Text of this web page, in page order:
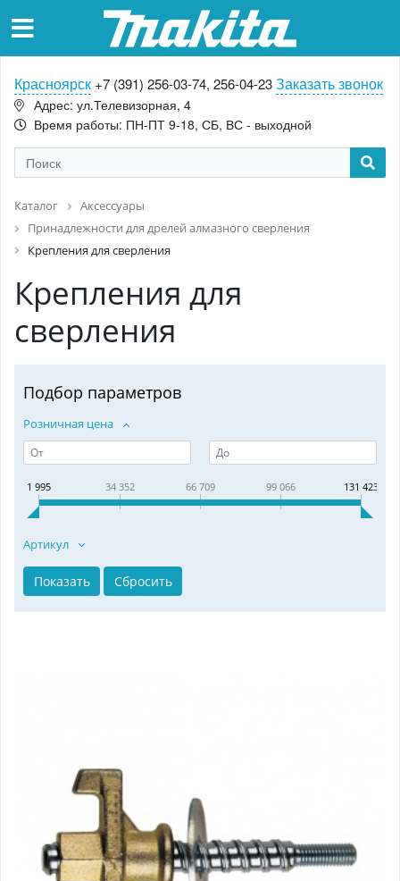
Красноярск +7 (391) 256-03-74, 256-04-23Заказать звонок
Адрес: ул.Телевизорная, 4
Время работы: ПН-ПТ 9-18, СБ, ВС - выходной
Каталог
Аксессуары
Принадлежности для дрелей алмазного сверления
Крепления для сверления
Крепления для
сверления
Подбор параметров
Розничная цена
1 995 34 352 66 709 99 066 131 423
Артикул